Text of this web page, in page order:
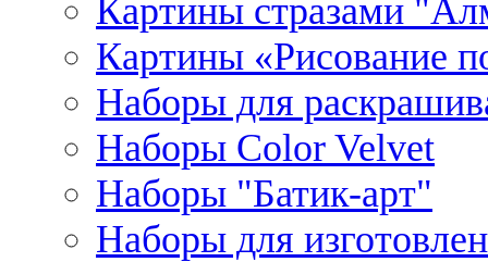
Картины стразами
Картины «Рисование
Наборы для
Наборы Сolor Velvet
Наборы "Батик-арт"
Наборы для